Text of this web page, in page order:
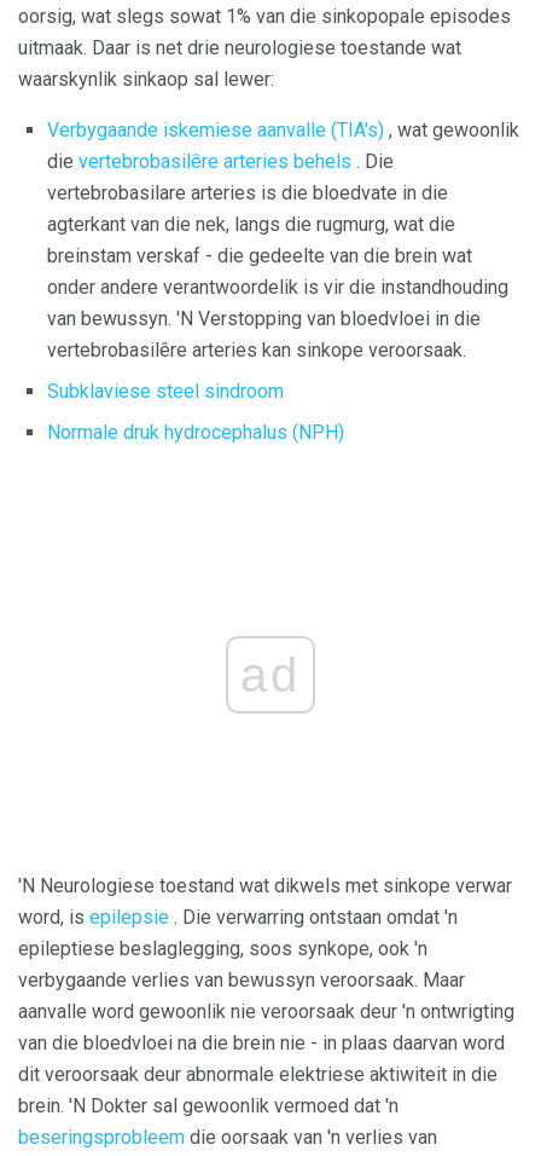
oorsig, wat slegs sowat 1% van die sinkopopale episodes
uitmaak. Daar is net drie neurologiese toestande wat
waarskynlik sinkaop sal lewer:
Verbygaande iskemiese aanvalle (TIA's) , wat gewoonlik
die vertebrobasilêre arteries behels . Die
vertebrobasilare arteries is die bloedvate in die
agterkant van die nek, langs die rugmurg, wat die
breinstam verskaf - die gedeelte van die brein wat
onder andere verantwoordelik is vir die instandhouding
van bewussyn. 'N Verstopping van bloedvloei in die
vertebrobasilêre arteries kan sinkope veroorsaak.
Subklaviese steel sindroom
Normale druk hydrocephalus (NPH)
ad
'N Neurologiese toestand wat dikwels met sinkope verwar
word, is epilepsie . Die verwarring ontstaan ​​omdat 'n
epileptiese beslaglegging, soos synkope, ook 'n
verbygaande verlies van bewussyn veroorsaak. Maar
aanvalle word gewoonlik nie veroorsaak deur 'n ontwrigting
van die bloedvloei na die brein nie - in plaas daarvan word
dit veroorsaak deur abnormale elektriese aktiwiteit in die
brein. 'N Dokter sal gewoonlik vermoed dat 'n
beseringsprobleem die oorsaak van 'n verlies van